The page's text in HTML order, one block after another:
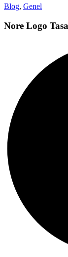
Blog, Genel
Nore Logo